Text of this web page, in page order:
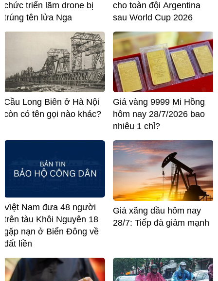
chức triển lãm drone bị
trúng tên lửa Nga
cho toàn đội Argentina
sau World Cup 2026
Cầu Long Biên ở Hà Nội
còn có tên gọi nào khác?
Giá vàng 9999 Mi Hồng
hôm nay 28/7/2026 bao
nhiêu 1 chỉ?
Việt Nam đưa 48 người
trên tàu Khôi Nguyên 18
gặp nạn ở Biển Đông về
đất liền
Giá xăng dầu hôm nay
28/7: Tiếp đà giảm mạnh